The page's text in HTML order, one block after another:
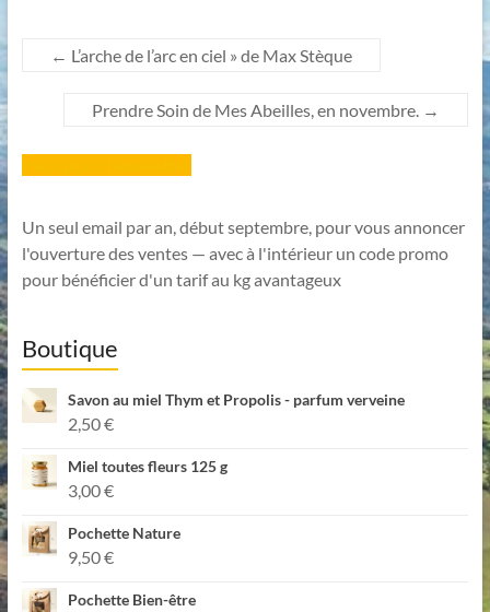
← L’arche de l’arc en ciel » de Max Stèque
Prendre Soin de Mes Abeilles, en novembre. →
Un seul email par an, début septembre, pour vous annoncer
l'ouverture des ventes — avec à l'intérieur un code promo
pour bénéficier d'un tarif au kg avantageux
Boutique
Savon au miel Thym et Propolis - parfum verveine
2,50€
Miel toutes fleurs 125 g
3,00€
Pochette Nature
9,50€
Pochette Bien-être